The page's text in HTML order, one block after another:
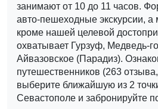
занимают от 10 до 11 часов.
авто-пешеходные экскурсии, а
кроме нашей целевой
охватывает Гурзуф, Медведь-
Айвазовское (Парадиз).
путешественников (263
выберите ближайшую из 2
Севастополе и забронируйте